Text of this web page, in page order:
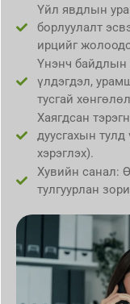
Үйл явдлын
борлуулалт
ирцийг
Үнэнч
үлдэгдэл,
тусгай
Хаягдсан
дуусгахын тулд
хэрэглэх).
Хувийн санал:
тулгуурлан